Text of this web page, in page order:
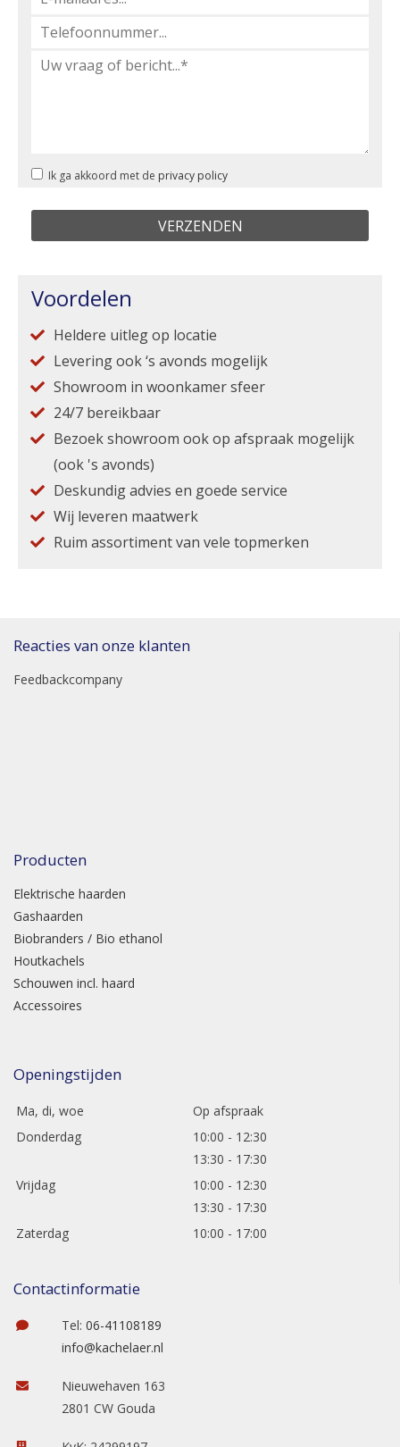
Ik ga akkoord met de privacy policy
Voordelen
Heldere uitleg op locatie
Levering ook ‘s avonds mogelijk
Showroom in woonkamer sfeer
24/7 bereikbaar
Bezoek showroom ook op afspraak mogelijk
(ook 's avonds)
Deskundig advies en goede service
Wij leveren maatwerk
Ruim assortiment van vele topmerken
Reacties van onze klanten
Feedbackcompany
Producten
Elektrische haarden
Gashaarden
Biobranders / Bio ethanol
Houtkachels
Schouwen incl. haard
Accessoires
Openingstijden
Ma, di, woe
Op afspraak
Donderdag
10:00 - 12:30
13:30 - 17:30
Vrijdag
10:00 - 12:30
13:30 - 17:30
Zaterdag
10:00 - 17:00
Contactinformatie
Tel: 06-41108189
info@kachelaer.nl
Nieuwehaven 163
2801 CW Gouda